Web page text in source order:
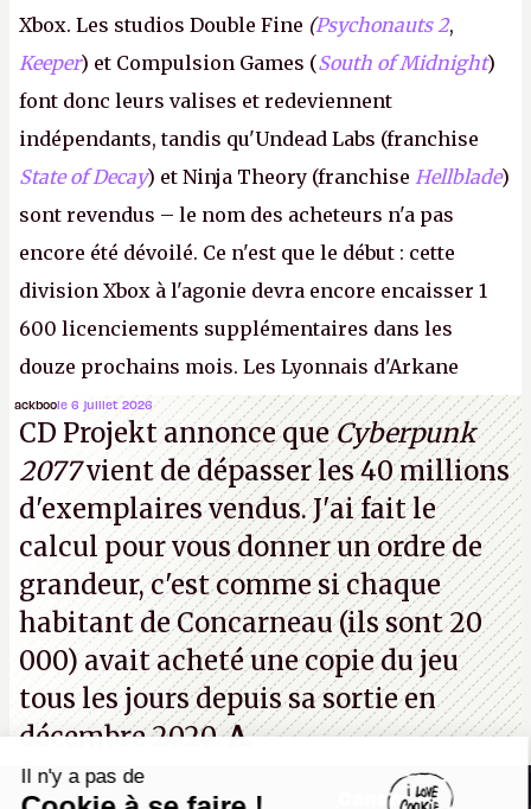
Xbox. Les studios Double Fine (Psychonauts 2,
Keeper) et Compulsion Games (South of Midnight)
font donc leurs valises et redeviennent
indépendants, tandis qu'Undead Labs (franchise
State of Decay) et Ninja Theory (franchise Hellblade)
sont revendus – le nom des acheteurs n'a pas
encore été dévoilé. Ce n'est que le début : cette
division Xbox à l'agonie devra encore encaisser 1
600 licenciements supplémentaires dans les
douze prochains mois. Les Lyonnais d'Arkane
(Dishonored, Deathloop) pourraient faire partie des
prochaines victimes, puisque Microsoft a confirmé
vouloir se séparer du studio.A.
ackboole 6 juillet 2026
CD Projekt annonce queCyberpunk
2077vient de dépasser les 40 millions
d'exemplaires vendus. J'ai fait le
calcul pour vous donner un ordre de
grandeur, c'est comme si chaque
habitant de Concarneau (ils sont 20
000) avait acheté une copie du jeu
tous les jours depuis sa sortie en
décembre 2020.A.
Canard PC
Il n'y a pas de